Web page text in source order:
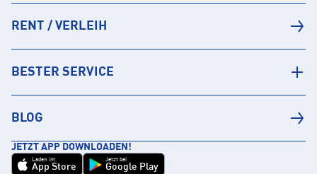
RENT / VERLEIH
BESTER SERVICE
BLOG
JETZT APP DOWNLOADEN!
Laden im
App Store
Jetzt bei
Google Play